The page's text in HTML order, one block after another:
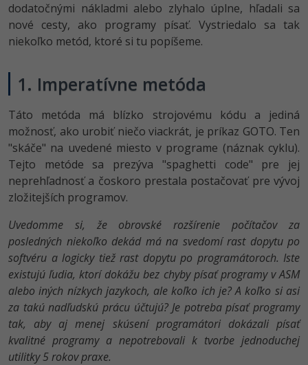
Copywriting -30%
-80%
Google Dokumenty
Time management
Fórum
Linux a UNIX
Kybernetická bezpečnost
Elektronický podpis
Windows
Adobe InDesign -25%
Blender -80%
Inkscape
Fotografovanie -80%
Video
Ostatné
Fórum
dodatočnými nákladmi alebo zlyhalo úplne, hľadali sa
nové cesty, ako programy písať. Vystriedalo sa tak
niekoľko metód, ktoré si tu popíšeme.
1. Imperatívne metóda
Táto metóda má blízko strojovému kódu a jediná
možnosť, ako urobiť niečo viackrát, je príkaz GOTO. Ten
"skáče" na uvedené miesto v programe (náznak cyklu).
Tejto metóde sa prezýva "spaghetti code" pre jej
neprehľadnosť a čoskoro prestala postačovať pre vývoj
zložitejších programov.
Uvedomme si, že obrovské rozšírenie počítačov za
posledných niekoľko dekád má na svedomí rast dopytu po
softvéru a logicky tiež rast dopytu po programátoroch. Iste
existujú ľudia, ktorí dokážu bez chyby písať programy v ASM
alebo iných nízkych jazykoch, ale koľko ich je? A koľko si asi
za takú nadľudskú prácu účtujú? Je potreba písať programy
tak, aby aj menej skúsení programátori dokázali písať
kvalitné programy a nepotrebovali k tvorbe jednoduchej
utilitky 5 rokov praxe.